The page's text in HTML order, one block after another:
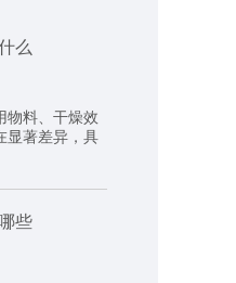
么
物料、干燥效
显著差异，具
些